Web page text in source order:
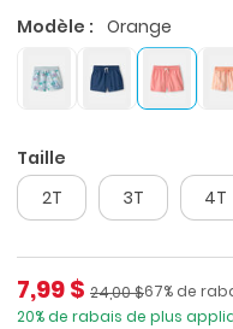
Modèle : Orange
Taille
2T 3T 4T
Prix de solde
7,99 $ 67% de
Prix ​​de détail
24,00 $
20% de rabais de plus